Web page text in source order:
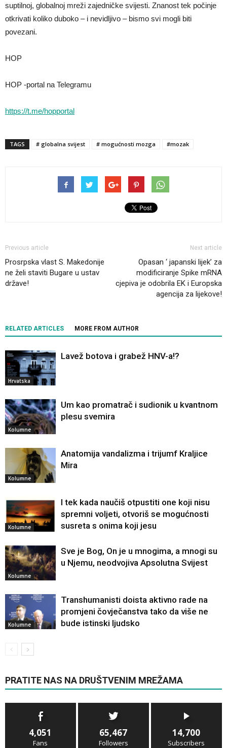
suptilnoj, globalnoj mreži zajedničke svijesti. Znanost tek počinje
otkrivati koliko duboko – i nevidljivo – bismo svi mogli biti
povezani.
HOP
HOP -portal na Telegramu
https://t.me/hopportal
TAGS # globalna svijest # mogućnosti mozga #mozak
Previous article
Prosrpska vlast S. Makedonije
ne želi staviti Bugare u ustav
države!
Next article
Opasan ‘ japanski lijek’ za
modificiranje Spike mRNA
cjepiva je odobrila EK i Europska
agencija za lijekove!
RELATED ARTICLES MORE FROM AUTHOR
Hrvatska
Lavež botova i grabež HNV-a!?
Kolumne
Um kao promatrač i sudionik u kvantnom
plesu svemira
Kolumne
Anatomija vandalizma i trijumf Kraljice
Mira
Kolumne
I tek kada naučiš otpustiti one koji nisu
spremni voljeti, otvoriš se mogućnosti
susreta s onima koji jesu
Kolumne
Sve je Bog, On je u mnogima, a mnogi su
u Njemu, neodvojiva Apsolutna Svijest
Kolumne
Transhumanisti doista aktivno rade na
promjeni čovječanstva tako da više ne
bude istinski ljudsko
PRATITE NAS NA DRUŠTVENIM MREŽAMA
4,051
Fans
65,467
Followers
14,700
Subscribers